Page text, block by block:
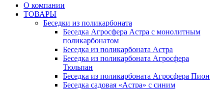
О компании
ТОВАРЫ
Беседки из поликарбоната
Беседка Агросфера Астра с монолитным
поликарбонатом
Беседка из поликарбоната Астра
Беседка из поликарбоната Агросфера
Тюльпан
Беседка из поликарбоната Агросфера Пион
Беседка садовая «Астра» с синим